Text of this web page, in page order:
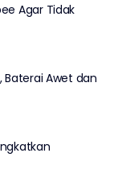
Agar Tidak
Baterai Awet dan